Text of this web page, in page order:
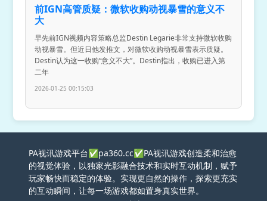
前IGN高管质疑：微软收购动视暴雪的意义不
大
早先前IGN视频内容策略总监Destin Legarie非常支持微软收购
动视暴雪。但近日他发推文，对微软收购动视暴雪表示质疑。
Destin认为这一收购“意义不大”。Destin指出，收购已进入第
二年
2026-01-25 00:15:03
PA视讯游戏平台✅pa360.cc✅PA视讯游戏创造柔和治愈
的视觉体验，以独家光影融合技术和实时互动机制，赋予
玩家畅快而稳定的体验。实现更自然的操作，探索更充实
的互动瞬间，让每一场游戏都如置身真实世界。